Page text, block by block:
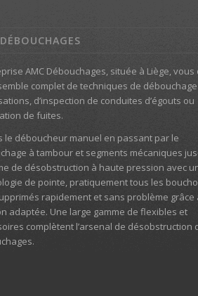
AMC Débouchages, située à Liège,
complet de techniques de
d’inspection de conduites d’égouts ou
de fuites.
le déboucheur manuel en passant par le
à tambour et segments mécaniques
de désobstruction à haute pression avec
de pointe, pratiquement tous les
rapidement et sans problème grâce
adaptée. Une large gamme de flexibles et
complètent l’arsenal de désobstruction